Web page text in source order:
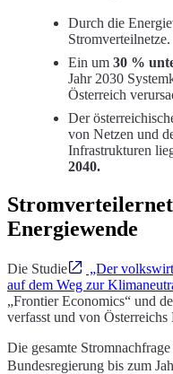
Durch die
Stromverteilnetze.
Ein um 30 %
Jahr 2030
Österreich
Der
von Netzen und
Infrastrukturen
2040.
Energiewende
Die Studie
„Der
auf dem Weg zur
„Frontier Economics“ und
verfasst und von
Die gesamte
Bundesregierung bis zum